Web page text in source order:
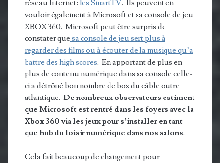
réseau Internet: les SmartTV. Ils peuvent en
vouloir également à Microsoft et sa console de jeu
XBOX 360. Microsoft peut être surpris de
constater que sa console de jeu sert plus à
regarder des films ou à écouter de la musique qu’a
battre des high scores. En apportant de plus en
plus de contenu numérique dans sa console celle-
ci a détrôné bon nombre de box du câble outre
atlantique. De nombreux observateurs estiment
que Microsoft est rentré dans les foyers avec la
Xbox 360 via les jeux pour s’installer en tant
que hub du loisir numérique dans nos salons.
Cela fait beaucoup de changement pour